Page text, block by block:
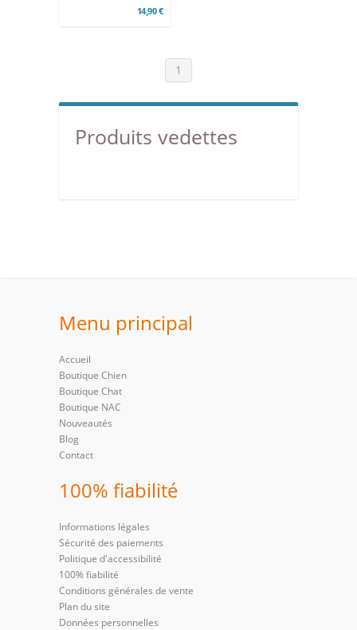
14,90 €
1
Produits vedettes
Menu principal
Accueil
Boutique Chien
Boutique Chat
Boutique NAC
Nouveautés
Blog
Contact
100% fiabilité
Informations légales
Sécurité des paiements
Politique d'accessibilité
100% fiabilité
Conditions générales de vente
Plan du site
Données personnelles